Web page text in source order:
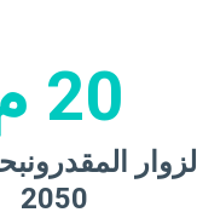
20 م
الزوار المقدرون
2050